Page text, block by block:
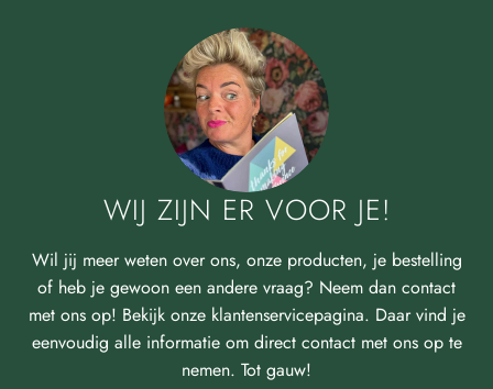
WIJ ZIJN ER VOOR JE!
Wil jij meer weten over ons, onze producten, je bestelling
of heb je gewoon een andere vraag? Neem dan contact
met ons op! Bekijk onze klantenservicepagina. Daar vind je
eenvoudig alle informatie om direct contact met ons op te
nemen. Tot gauw!